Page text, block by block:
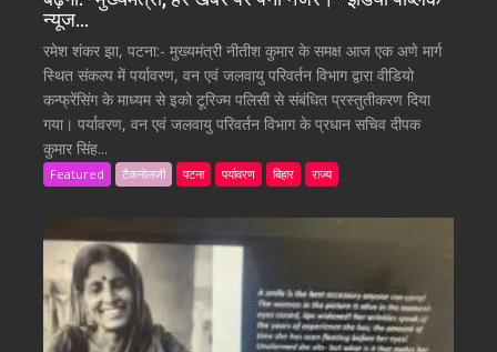
न्यूज…
रमेश शंकर झा, पटना:- मुख्यमंत्री नीतीश कुमार के समक्ष आज एक अणे मार्ग
स्थित संकल्प में पर्यावरण, वन एवं जलवायु परिवर्तन विभाग द्वारा वीडियो
कन्फ्रेंसिंग के माध्यम से इको टूरिज्म पलिसी से संबंधित प्रस्तुतीकरण दिया
गया। पर्यावरण, वन एवं जलवायु परिवर्तन विभाग के प्रधान सचिव दीपक
कुमार सिंह...
Featured टैकनोलजी पटना पर्यावरण बिहार राज्य